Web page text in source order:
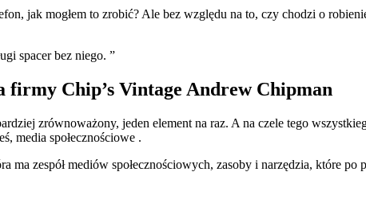
jak mogłem to zrobić? Ale bez względu na to, czy chodzi o
spacer bez niego. ”
firmy Chip’s Vintage Andrew Chipman
zrównoważony, jeden element na raz. A na czele tego
media społecznościowe .
zespół mediów społecznościowych, zasoby i narzędzia, które po